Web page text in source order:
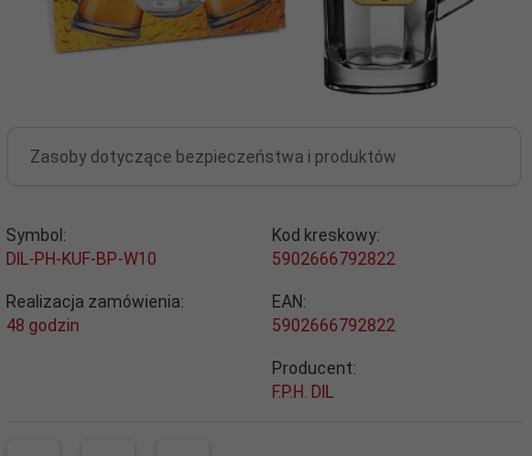
Zasoby dotyczące bezpieczeństwa i produktów
Symbol:
DIL-PH-KUF-BP-W10
Kod kreskowy:
5902666792822
Realizacja zamówienia:
48 godzin
EAN:
5902666792822
Producent:
F.P.H. DIL